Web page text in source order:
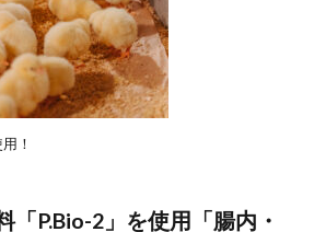
！
「P.Bio-2」を使用「腸内・